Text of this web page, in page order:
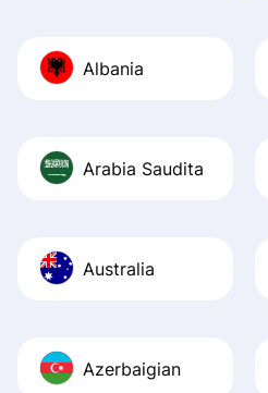
Albania
Arabia Saudita
Australia
Azerbaigian